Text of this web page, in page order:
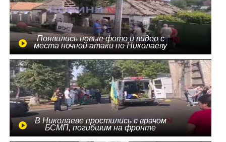
Появились новые фото и видео с
места ночной атаки по Николаеву
В Николаеве простились с врачом
БСМП, погибшим на фронте